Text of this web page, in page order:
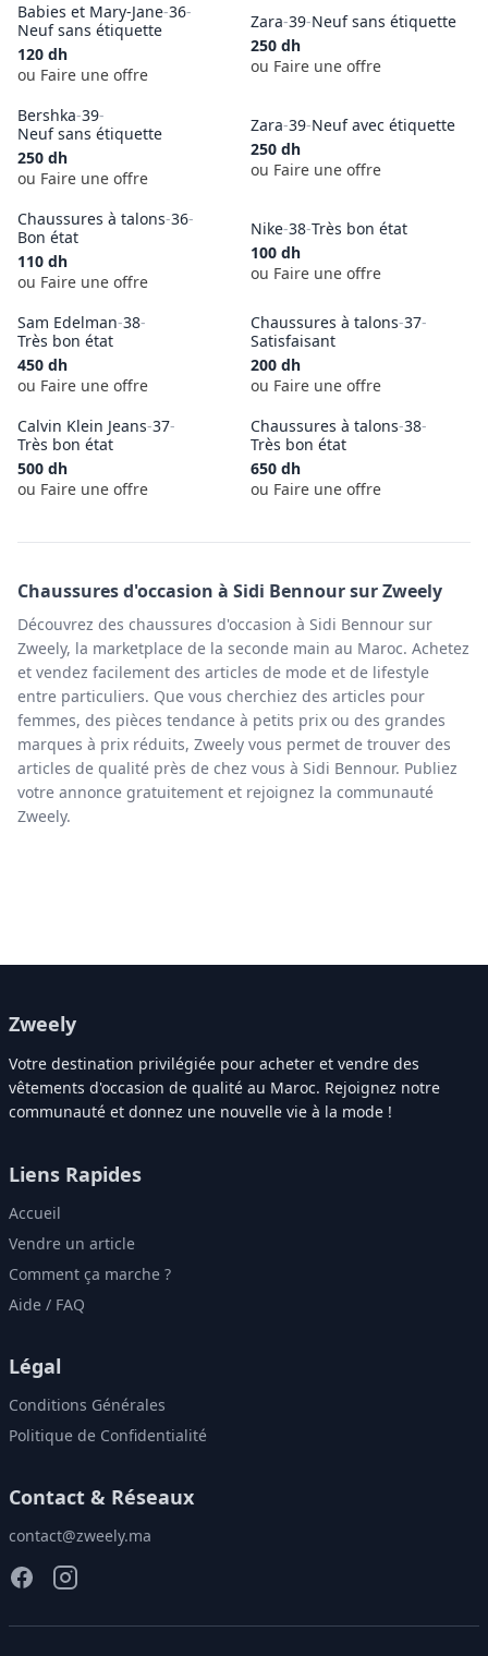
Babies et Mary-Jane-36-
Neuf sans étiquette
120 dh
ou Faire une offre
Zara-39-Neuf sans étiquette
250 dh
ou Faire une offre
Bershka-39-
Neuf sans étiquette
250 dh
ou Faire une offre
Zara-39-Neuf avec étiquette
250 dh
ou Faire une offre
Chaussures à talons-36-
Bon état
110 dh
ou Faire une offre
Nike-38-Très bon état
100 dh
ou Faire une offre
Sam Edelman-38-
Très bon état
450 dh
ou Faire une offre
Chaussures à talons-37-
Satisfaisant
200 dh
ou Faire une offre
Calvin Klein Jeans-37-
Très bon état
500 dh
ou Faire une offre
Chaussures à talons-38-
Très bon état
650 dh
ou Faire une offre
Chaussuresd'occasion à Sidi Bennoursur Zweely
Découvrez des chaussures d'occasion à Sidi Bennour sur
Zweely, la marketplace de la seconde main au Maroc. Achetez
et vendez facilement des articles de mode et de lifestyle
entre particuliers. Que vous cherchiez des articles pour
femmes, des pièces tendance à petits prix ou des grandes
marques à prix réduits, Zweely vous permet de trouver des
articles de qualité près de chez vous à Sidi Bennour. Publiez
votre annonce gratuitement et rejoignez la communauté
Zweely.
Zweely
Votre destination privilégiée pour acheter et vendre des
vêtements d'occasion de qualité au Maroc. Rejoignez notre
communauté et donnez une nouvelle vie à la mode !
Liens Rapides
Accueil
Vendre un article
Comment ça marche ?
Aide / FAQ
Légal
Conditions Générales
Politique de Confidentialité
Contact & Réseaux
contact@zweely.ma